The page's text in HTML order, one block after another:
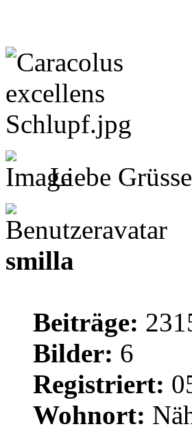
Liebe
smilla
Beiträge:
Bilder: 6
Registriert:
Wohnort: